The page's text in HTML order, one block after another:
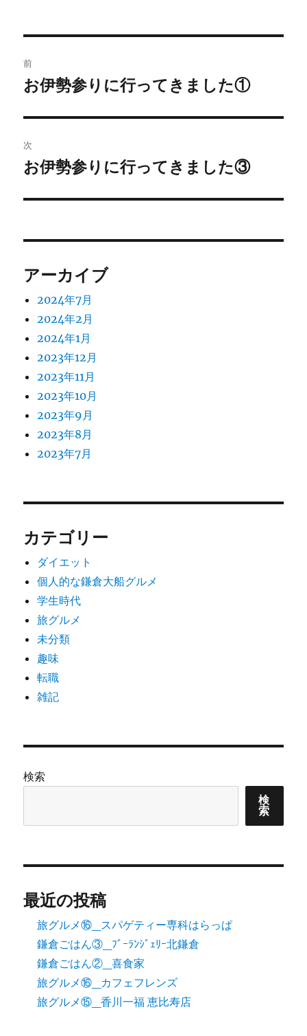
稿
ビ
ゲ
ー
ン
前
前
投
稿:
お伊勢参りに行ってきました①
次
次
投
お伊勢参りに行ってきました③
アーカイブ
2024年7月
2024年2月
2024年1月
2023年12月
2023年11月
2023年10月
2023年9月
2023年8月
2023年7月
カテゴリー
ダイエット
個人的な鎌倉大船グルメ
学生時代
旅グルメ
未分類
趣味
転職
雑記
検索
検
索
最近の投稿
旅グルメ⑯_スパゲティー専科はらっぱ
鎌倉ごはん③_ﾌﾞｰﾗﾝｼﾞｪﾘｰ北鎌倉
鎌倉ごはん②_喜食家
旅グルメ⑯_カフェフレンズ
旅グルメ⑮_香川一福 恵比寿店